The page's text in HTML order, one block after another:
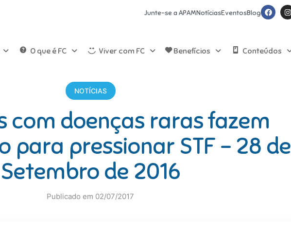
Junte-se a APAMNotíciasEventosBlog
O que é FC Viver com FC Benefícios Conteúdos
NOTÍCIAS
com doenças raras fazem
para pressionar STF – 28 de
Setembro de 2016
Publicado em 02/07/2017